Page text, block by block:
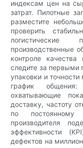
индексам цен на
затрат. Пилотные
разместите
проверить
производственные
контроле
следите за первыми
упаковки и
график
охватывающие
доставку, частоту
по постоянному
производителя
эффективности
дефектов на